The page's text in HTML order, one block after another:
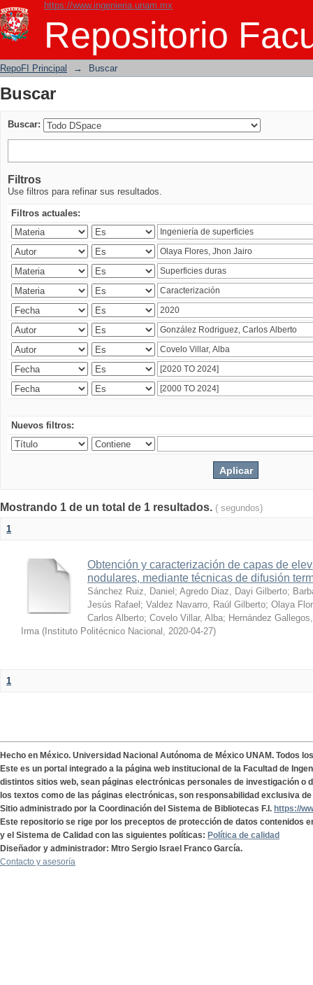
https://www.ingenieria.unam.mx
Repositorio
Buscar
RepoFI Principal → Buscar
Buscar
Buscar:
Filtros
Use filtros para refinar sus resultados.
Filtros actuales:
Nuevos filtros:
Mostrando 1 de un total de 1 resultados. ( segundos)
1
Obtención y caracterización de capas de
nodulares, mediante técnicas de difusión
Sánchez Ruiz, Daniel ; Agredo Diaz, Dayi Gilberto;
Jesús Rafael ; Valdez Navarro, Raúl Gilberto; Olaya
Carlos Alberto; Covelo Villar, Alba; Hernández
Irma ( Instituto Politécnico Nacional , 2020-04-27)
1
Hecho en México. Universidad Nacional Autónoma de México UNAM. Todos
Este es un portal integrado a la página web institucional de la Facultad de
distintos sitios web, sean páginas electrónicas personales de investigación o
los textos como de las páginas electrónicas, son responsabilidad exclusiva
Sitio administrado por la Coordinación del Sistema de Bibliotecas F.I. https://
Este repositorio se rige por los preceptos de protección de datos contenidos
y el Sistema de Calidad con las siguientes políticas: Política de calidad
Diseñador y administrador: Mtro Sergio Israel Franco García.
Contacto y asesoría